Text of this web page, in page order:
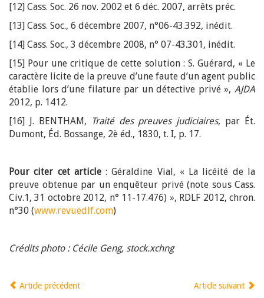
[12] Cass. Soc. 26 nov. 2002 et 6 déc. 2007, arrêts préc.
[13] Cass. Soc., 6 décembre 2007, n°06-43.392, inédit.
[14] Cass. Soc., 3 décembre 2008, n° 07-43.301, inédit.
[15] Pour une critique de cette solution : S. Guérard, « Le
caractère licite de la preuve d’une faute d’un agent public
établie lors d’une filature par un détective privé », AJDA
2012, p. 1412.
[16] J. BENTHAM, Traité des preuves judiciaires, par Ét.
Dumont, Éd. Bossange, 2è éd., 1830, t. I, p. 17.
Pour citer cet article: Géraldine Vial, « La licéité de la
preuve obtenue par un enquêteur privé (note sous Cass.
Civ.1, 31 octobre 2012, n° 11-17.476) », RDLF 2012, chron.
n°30 (www.revuedlf.com)
Crédits photo : Cécile Geng, stock.xchng
Article précédent Article suivant